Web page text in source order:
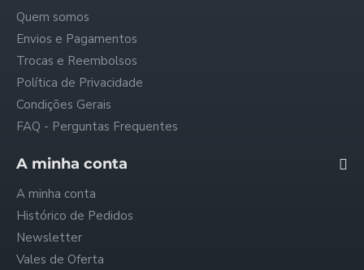
Quem somos
Envios e Pagamentos
Trocas e Reembolsos
Política de Privacidade
Condições Gerais
FAQ - Perguntas Frequentes
A minha conta
A minha conta
Histórico de Pedidos
Newsletter
Vales de Oferta